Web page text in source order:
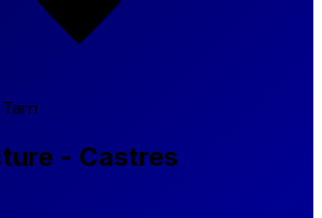
- Castres